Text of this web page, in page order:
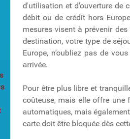
d'utilisation et d’ouverture de
débit ou de crédit hors
mesures visent à prévenir
destination, votre type de
Europe, n’oubliez pas de
arrivée.
Pour être plus libre et
coûteuse, mais elle offre une
automatiques, mais
carte doit être bloquée dès